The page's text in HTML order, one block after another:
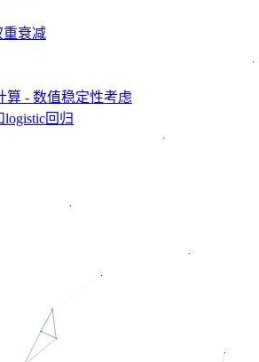
重衰减
算 - 数值稳定性考虑
logistic回归